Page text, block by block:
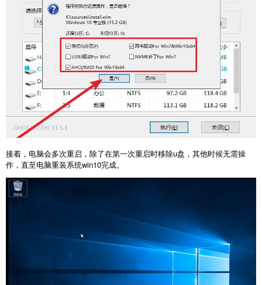
接着，电脑会多次重启，除了在第一次重启时移除u盘，其他时候无需操
作，直至电脑重装系统win10完成。